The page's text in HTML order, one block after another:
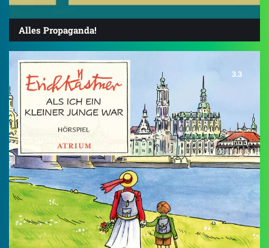
Alles Propaganda!
3.3